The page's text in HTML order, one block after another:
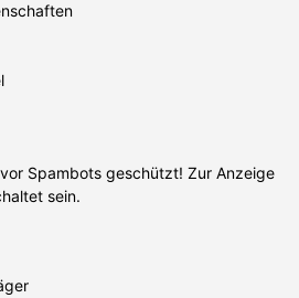
Spambots geschützt! Zur Anzeige
sein.